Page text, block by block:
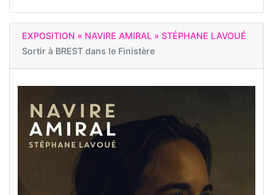
EXPOSITION « NAVIRE AMIRAL » STÉPHANE LAVOUÉ
Sortir à BREST dans le Finistère